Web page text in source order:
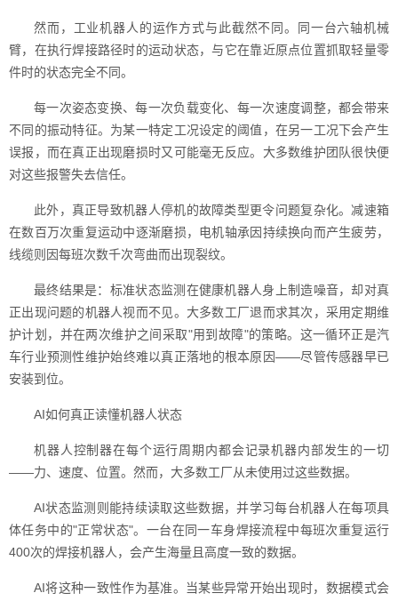
然而，工业机器人的运作方式与此截然不同。同一台六轴机械
臂，在执行焊接路径时的运动状态，与它在靠近原点位置抓取轻量零
件时的状态完全不同。
每一次姿态变换、每一次负载变化、每一次速度调整，都会带来
不同的振动特征。为某一特定工况设定的阈值，在另一工况下会产生
误报，而在真正出现磨损时又可能毫无反应。大多数维护团队很快便
对这些报警失去信任。
此外，真正导致机器人停机的故障类型更令问题复杂化。减速箱
在数百万次重复运动中逐渐磨损，电机轴承因持续换向而产生疲劳，
线缆则因每班次数千次弯曲而出现裂纹。
最终结果是：标准状态监测在健康机器人身上制造噪音，却对真
正出现问题的机器人视而不见。大多数工厂退而求其次，采用定期维
护计划，并在两次维护之间采取"用到故障"的策略。这一循环正是汽
车行业预测性维护始终难以真正落地的根本原因——尽管传感器早已
安装到位。
AI如何真正读懂机器人状态
机器人控制器在每个运行周期内都会记录机器内部发生的一切
——力、速度、位置。然而，大多数工厂从未使用过这些数据。
AI状态监测则能持续读取这些数据，并学习每台机器人在每项具
体任务中的"正常状态"。一台在同一车身焊接流程中每班次重复运行
400次的焊接机器人，会产生海量且高度一致的数据。
AI将这种一致性作为基准。当某些异常开始出现时，数据模式会